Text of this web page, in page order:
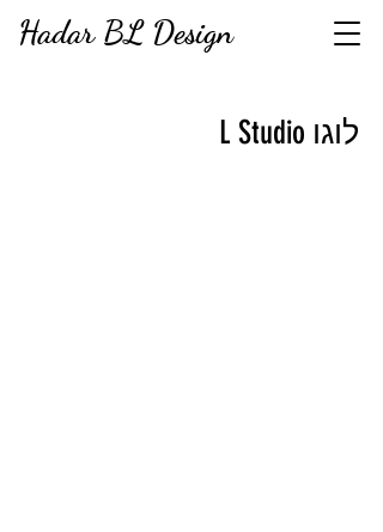
Hadar BL Design
לוגו L Studio